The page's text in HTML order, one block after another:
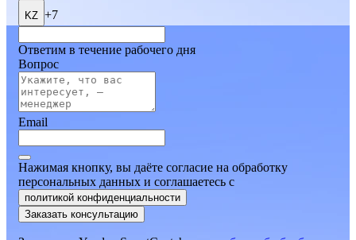
KZ +7
Ответим в течение рабочего дня
Вопрос
Email
Нажимая кнопку, вы даёте согласие на обработку
персональных данных и соглашаетесь c
политикой конфиденциальности
Заказать консультацию